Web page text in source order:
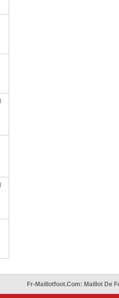
Fr-Maillotfoot.com: Maillot De